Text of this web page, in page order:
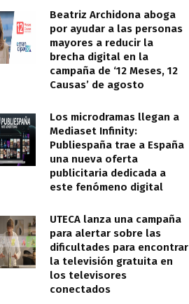
Beatriz Archidona aboga
por ayudar a las personas
mayores a reducir la
brecha digital en la
campaña de ‘12 Meses, 12
Causas’ de agosto
Los microdramas llegan a
Mediaset Infinity:
Publiespaña trae a España
una nueva oferta
publicitaria dedicada a
este fenómeno digital
UTECA lanza una campaña
para alertar sobre las
dificultades para encontrar
la televisión gratuita en
los televisores
conectados